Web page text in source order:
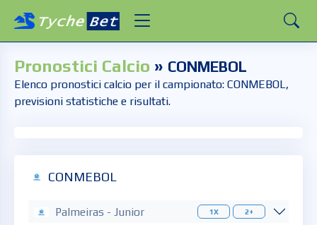
Pronostici Calcio » CONMEBOL
Elenco pronostici calcio per il campionato: CONMEBOL,
previsioni statistiche e risultati.
CONMEBOL
Palmeiras - Junior 1X 2+